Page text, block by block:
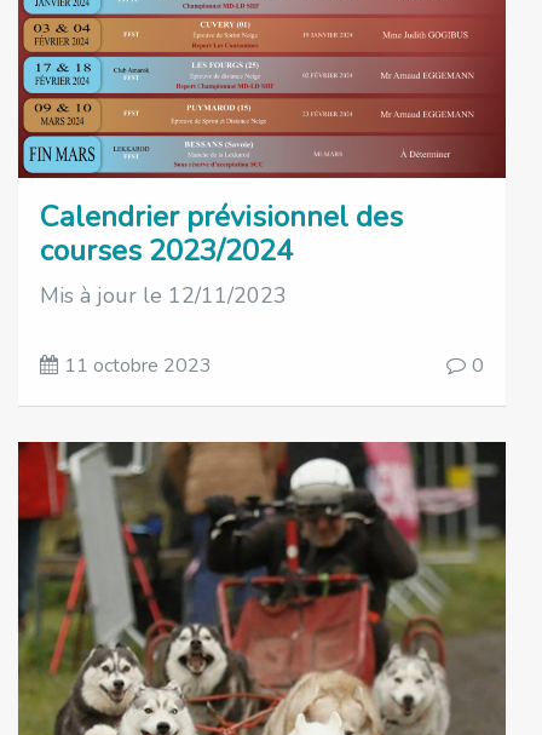
Calendrier prévisionnel des
courses 2023/2024
Mis à jour le 12/11/2023
11 octobre 2023 0